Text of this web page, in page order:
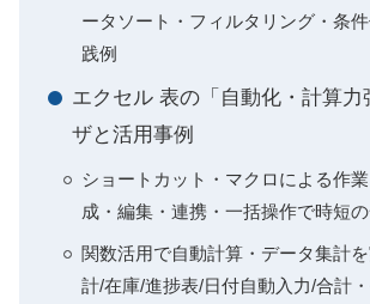
ータソート・フィルタリング・条
践例
エクセル 表の「自動化・計算力
ザと活用事例
ショートカット・マクロによる作
成・編集・連携・一括操作で時短
関数活用で自動計算・データ集計
計/在庫/進捗表/日付自動入力/合計